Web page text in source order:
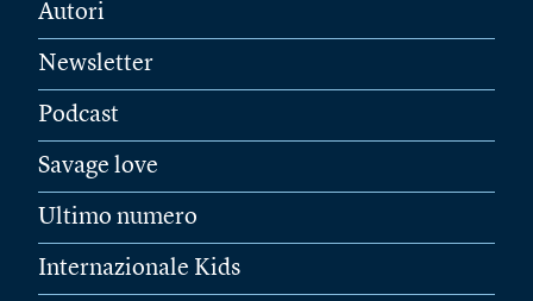
Autori
Newsletter
Podcast
Savage love
Ultimo numero
Internazionale Kids